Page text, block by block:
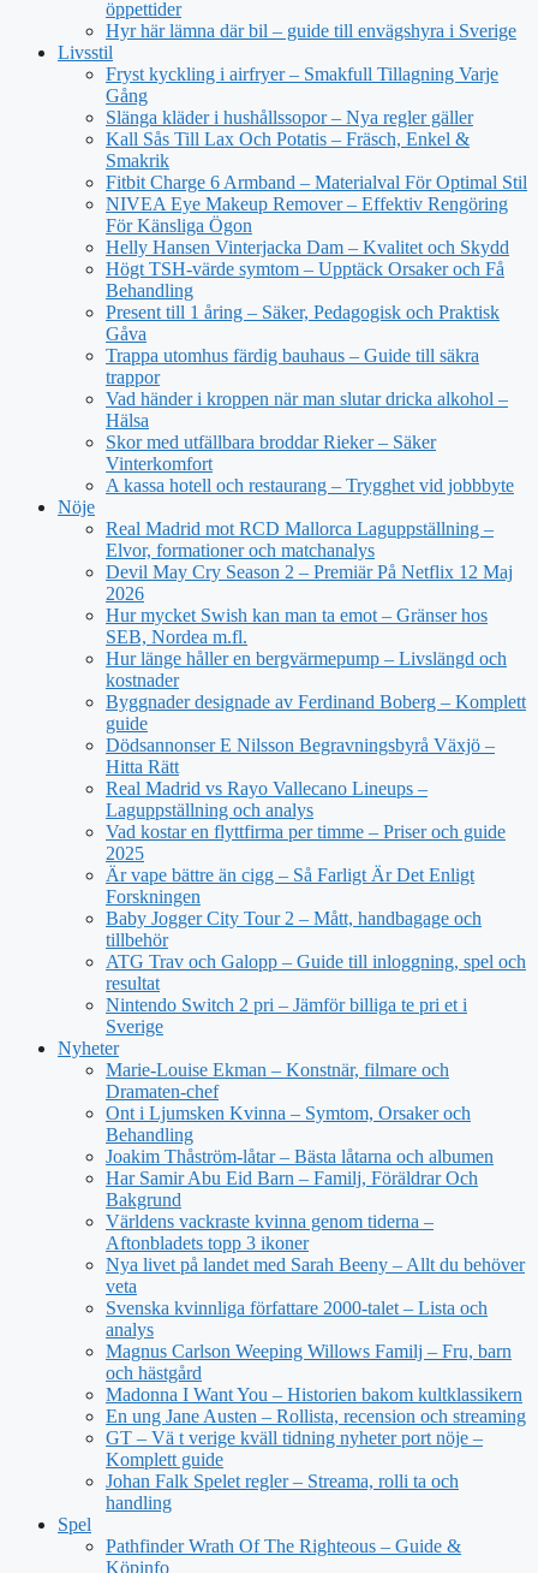
öppettider
Hyr här lämna där bil – guide till envägshyra i Sverige
Livsstil
Fryst kyckling i airfryer – Smakfull Tillagning Varje
Gång
Slänga kläder i hushållssopor – Nya regler gäller
Kall Sås Till Lax Och Potatis – Fräsch, Enkel &
Smakrik
Fitbit Charge 6 Armband – Materialval För Optimal Stil
NIVEA Eye Makeup Remover – Effektiv Rengöring
För Känsliga Ögon
Helly Hansen Vinterjacka Dam – Kvalitet och Skydd
Högt TSH-värde symtom – Upptäck Orsaker och Få
Behandling
Present till 1 åring – Säker, Pedagogisk och Praktisk
Gåva
Trappa utomhus färdig bauhaus – Guide till säkra
trappor
Vad händer i kroppen när man slutar dricka alkohol –
Hälsa
Skor med utfällbara broddar Rieker – Säker
Vinterkomfort
A kassa hotell och restaurang – Trygghet vid jobbbyte
Nöje
Real Madrid mot RCD Mallorca Laguppställning –
Elvor, formationer och matchanalys
Devil May Cry Season 2 – Premiär På Netflix 12 Maj
2026
Hur mycket Swish kan man ta emot – Gränser hos
SEB, Nordea m.fl.
Hur länge håller en bergvärmepump – Livslängd och
kostnader
Byggnader designade av Ferdinand Boberg – Komplett
guide
Dödsannonser E Nilsson Begravningsbyrå Växjö –
Hitta Rätt
Real Madrid vs Rayo Vallecano Lineups –
Laguppställning och analys
Vad kostar en flyttfirma per timme – Priser och guide
2025
Är vape bättre än cigg – Så Farligt Är Det Enligt
Forskningen
Baby Jogger City Tour 2 – Mått, handbagage och
tillbehör
ATG Trav och Galopp – Guide till inloggning, spel och
resultat
Nintendo Switch 2 pri – Jämför billiga te pri et i
Sverige
Nyheter
Marie-Louise Ekman – Konstnär, filmare och
Dramaten-chef
Ont i Ljumsken Kvinna – Symtom, Orsaker och
Behandling
Joakim Thåström-låtar – Bästa låtarna och albumen
Har Samir Abu Eid Barn – Familj, Föräldrar Och
Bakgrund
Världens vackraste kvinna genom tiderna –
Aftonbladets topp 3 ikoner
Nya livet på landet med Sarah Beeny – Allt du behöver
veta
Svenska kvinnliga författare 2000-talet – Lista och
analys
Magnus Carlson Weeping Willows Familj – Fru, barn
och hästgård
Madonna I Want You – Historien bakom kultklassikern
En ung Jane Austen – Rollista, recension och streaming
GT – Vä t verige kväll tidning nyheter port nöje –
Komplett guide
Johan Falk Spelet regler – Streama, rolli ta och
handling
Spel
Pathfinder Wrath Of The Righteous – Guide &
Köpinfo